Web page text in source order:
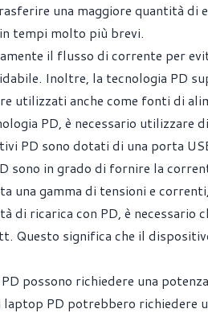
una maggiore quantità di
tempi molto più brevi.
il flusso di corrente per
Inoltre, la tecnologia PD
utilizzati anche come fonti di
PD, è necessario utilizzare
PD sono dotati di una porta
sono in grado di fornire la
una gamma di tensioni e
di ricarica con PD, è necessario
Questo significa che il
possono richiedere una
laptop PD potrebbero richiedere